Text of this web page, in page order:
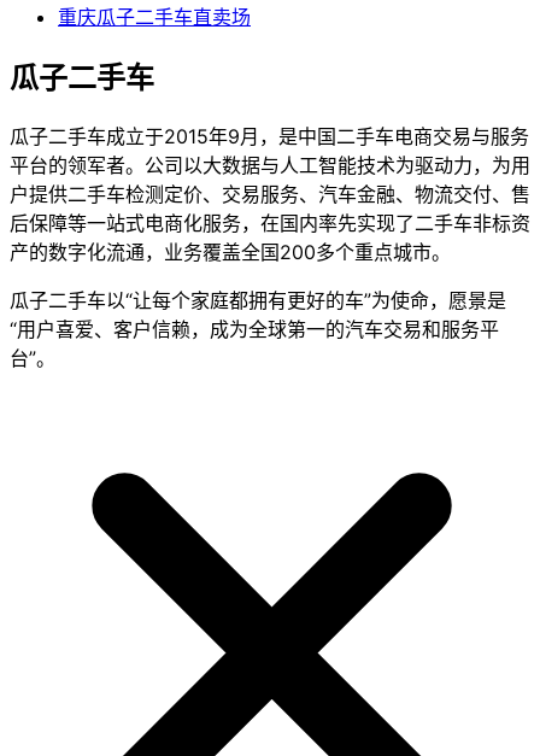
重庆瓜子二手车直卖场
瓜子二手车
瓜子二手车成立于2015年9月，是中国二手车电商交易与服务
平台的领军者。公司以大数据与人工智能技术为驱动力，为用
户提供二手车检测定价、交易服务、汽车金融、物流交付、售
后保障等一站式电商化服务，在国内率先实现了二手车非标资
产的数字化流通，业务覆盖全国200多个重点城市。
瓜子二手车以“让每个家庭都拥有更好的车”为使命，愿景是
“用户喜爱、客户信赖，成为全球第一的汽车交易和服务平
台”。